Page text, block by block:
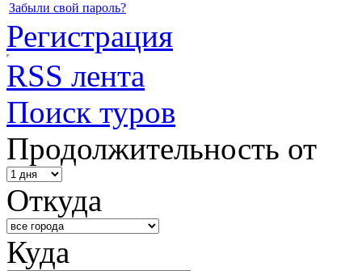
Забыли свой пароль?
Регистрация
RSS лента
Поиск туров
Продолжительность от
Откуда
Куда